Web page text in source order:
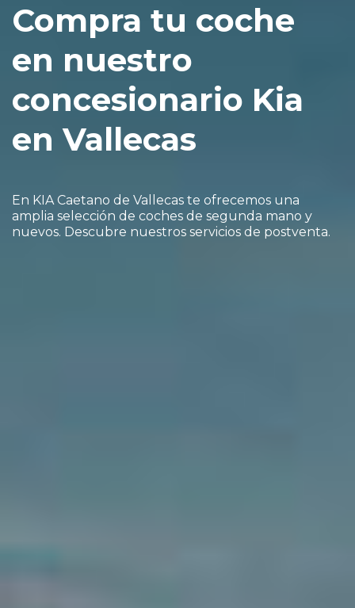
Compra tu coche
en nuestro
concesionario Kia
en Vallecas
En KIA Caetano de Vallecas te ofrecemos una
amplia selección de coches de segunda mano y
nuevos. Descubre nuestros servicios de postventa.